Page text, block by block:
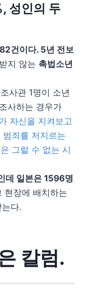
성인의 두
건이다. 5년 전보
지 않는 촉법소년
사관 1명이 소년
사하는 경우가
자신을 지켜보고
죄를 저지르는
그럴 수 없는 시
데 일본은 1596명
현장에 배치하는
다.
칼럼.